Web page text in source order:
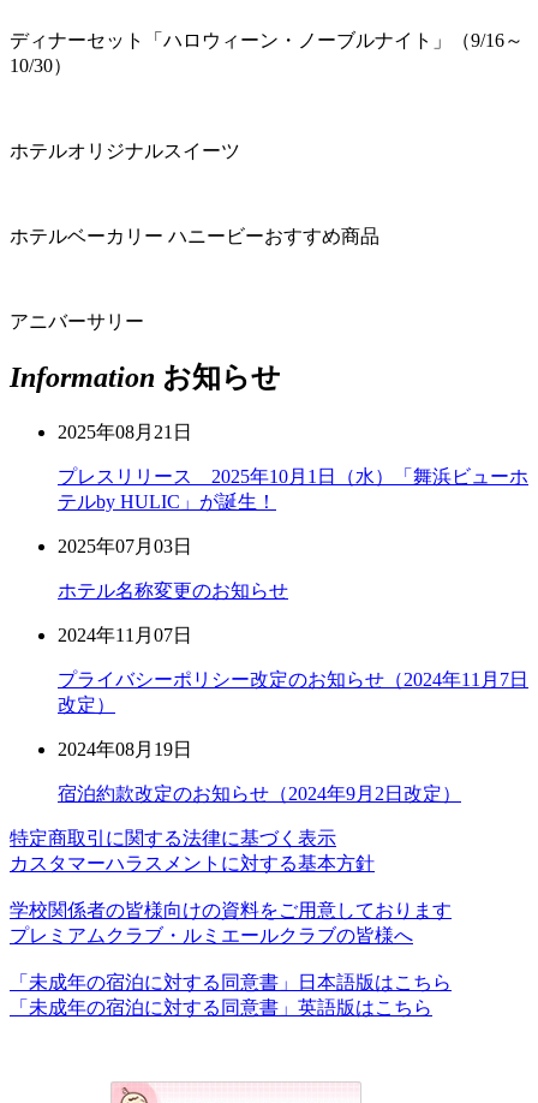
ディナーセット「ハロウィーン・ノーブルナイト」（9/16～
10/30）
ホテルオリジナルスイーツ
ホテルベーカリー ハニービーおすすめ商品
アニバーサリー
Information お知らせ
2025年08月21日
プレスリリース 2025年10月1日（水）「舞浜ビューホ
テルby HULIC」が誕生！
2025年07月03日
ホテル名称変更のお知らせ
2024年11月07日
プライバシーポリシー改定のお知らせ（2024年11月7日
改定）
2024年08月19日
宿泊約款改定のお知らせ（2024年9月2日改定）
特定商取引に関する法律に基づく表示
カスタマーハラスメントに対する基本方針
学校関係者の皆様向けの資料をご用意しております
プレミアムクラブ・ルミエールクラブの皆様へ
「未成年の宿泊に対する同意書」日本語版はこちら
「未成年の宿泊に対する同意書」英語版はこちら